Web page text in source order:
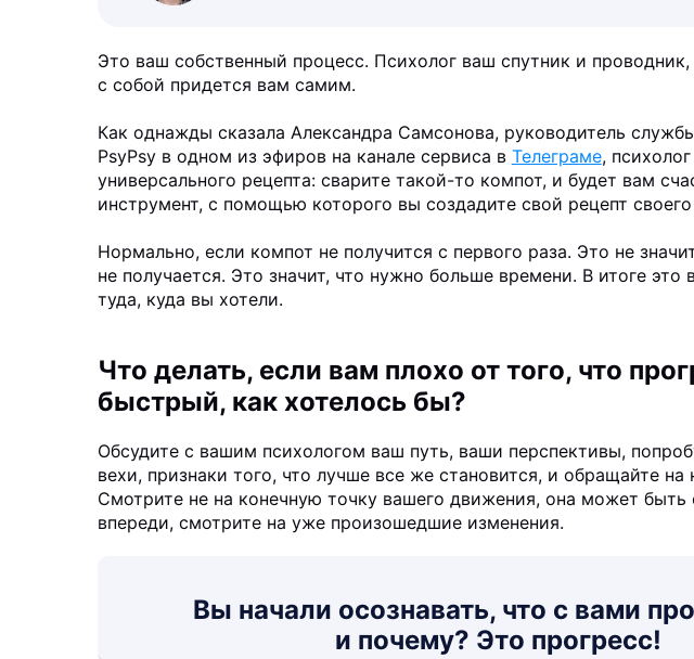
Это ваш собственный процесс. Психолог ваш спутник и
с собой придется вам самим.
Как однажды сказала Александра Самсонова, руководитель
PsyPsy в одном из эфиров на канале сервиса в Телеграме,
универсального рецепта: сварите такой-то компот, и будет вам
инструмент, с помощью которого вы создадите свой рецепт
Нормально, если компот не получится с первого раза. Это не
не получается. Это значит, что нужно больше времени. В итоге это
туда, куда вы хотели.
Что делать, если вам плохо от того, что
быстрый, как хотелось бы?
Обсудите с вашим психологом ваш путь, ваши перспективы,
вехи, признаки того, что лучше все же становится, и обращайте на
Смотрите не на конечную точку вашего движения, она может
впереди, смотрите на уже произошедшие изменения.
Вы начали осознавать, что с вами
и почему? Это прогресс!